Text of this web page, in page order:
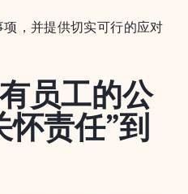
，并提供切实可行的应对
员工的公
责任”到